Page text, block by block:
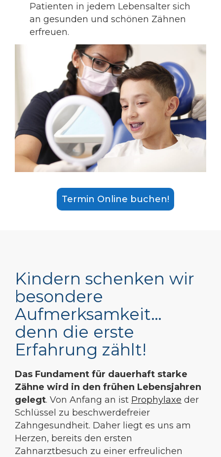
Patienten in jedem Lebensalter sich
an gesunden und schönen Zähnen
erfreuen.
Termin Online buchen!
Kindern schenken wir
besondere
Aufmerksamkeit…
denn die erste
Erfahrung zählt!
Das Fundament für dauerhaft starke
Zähne wird in den frühen Lebensjahren
gelegt. Von Anfang an ist Prophylaxe der
Schlüssel zu beschwerdefreier
Zahngesundheit. Daher liegt es uns am
Herzen, bereits den ersten
Zahnarztbesuch zu einer erfreulichen